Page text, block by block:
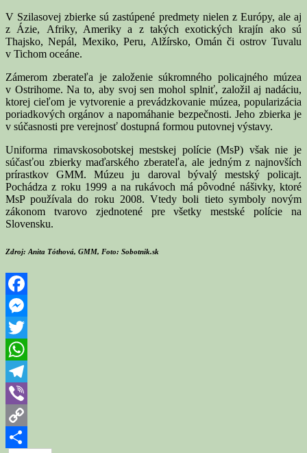
V Szilasovej zbierke sú zastúpené predmety nielen z Európy, ale aj
z Ázie, Afriky, Ameriky a z takých exotických krajín ako sú
Thajsko, Nepál, Mexiko, Peru, Alžírsko, Omán či ostrov Tuvalu
v Tichom oceáne.
Zámerom zberateľa je založenie súkromného policajného múzea
v Ostrihome. Na to, aby svoj sen mohol splniť, založil aj nadáciu,
ktorej cieľom je vytvorenie a prevádzkovanie múzea, popularizácia
poriadkových orgánov a napomáhanie bezpečnosti. Jeho zbierka je
v súčasnosti pre verejnosť dostupná formou putovnej výstavy.
Uniforma rimavskosobotskej mestskej polície (MsP) však nie je
súčasťou zbierky maďarského zberateľa, ale jedným z najnovších
prírastkov GMM. Múzeu ju daroval bývalý mestský policajt.
Pochádza z roku 1999 a na rukávoch má pôvodné nášivky, ktoré
MsP používala do roku 2008. Vtedy boli tieto symboly novým
zákonom tvarovo zjednotené pre všetky mestské polície na
Slovensku.
Zdroj: Anita Tóthová, GMM, Foto: Sobotnik.sk
Facebook
Messenger
Twitter
WhatsApp
Telegram
Viber
Copy